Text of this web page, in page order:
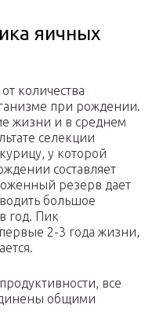
яичных
количества
при рождении.
жизни и в среднем
селекции
у которой
составляет
резерв дает
большое
год. Пик
2-3 года жизни,
все
общими